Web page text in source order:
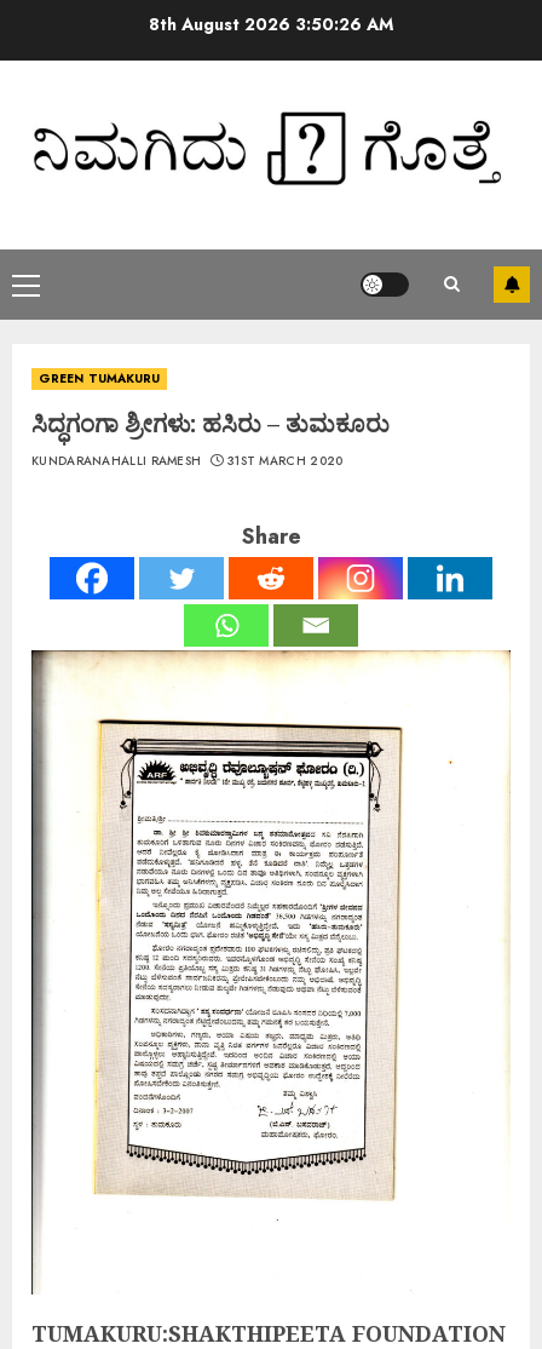
8th August 2026 3:50:26 AM
GREEN TUMAKURU
ಸಿದ್ಧಗಂಗಾ ಶ್ರೀಗಳು: ಹಸಿರು – ತುಮಕೂರು
KUNDARANAHALLI RAMESH 31ST MARCH 2020
Share
TUMAKURU:SHAKTHIPEETA FOUNDATION